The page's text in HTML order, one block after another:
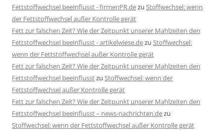
Fettstoffwechsel beeinflusst - firmenPR.dezu Stoffwechsel: wenn
der Fettstoffwechsel außer Kontrolle gerät
Fett zur falschen Zeit? Wie der Zeitpunkt unserer Mahlzeiten den
Fettstoffwechsel beeinflusst - artikelwiese.dezu Stoffwechsel:
wenn der Fettstoffwechsel außer Kontrolle gerät
Fett zur falschen Zeit? Wie der Zeitpunkt unserer Mahlzeiten den
Fettstoffwechsel beeinflusstzu Stoffwechsel: wenn der
Fettstoffwechsel außer Kontrolle gerät
Fett zur falschen Zeit? Wie der Zeitpunkt unserer Mahlzeiten den
Fettstoffwechsel beeinflusst – news-nachrichten.dezu
Stoffwechsel: wenn der Fettstoffwechsel außer Kontrolle gerät